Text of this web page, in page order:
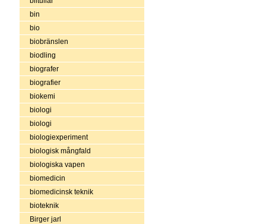
bin
bio
biobränslen
biodling
biografer
biografier
biokemi
biologi
biologi
biologiexperiment
biologisk mångfald
biologiska vapen
biomedicin
biomedicinsk teknik
bioteknik
Birger jarl